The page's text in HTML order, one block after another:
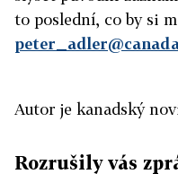
to poslední, co by si
Autor je kanadský
Rozrušily vás